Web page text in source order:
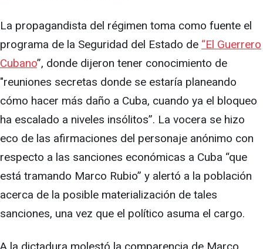
La propagandista del régimen toma como fuente el
programa de la Seguridad del Estado de “El Guerrero
Cubano”, donde dijeron tener conocimiento de
"reuniones secretas donde se estaría planeando
cómo hacer más daño a Cuba, cuando ya el bloqueo
ha escalado a niveles insólitos”. La vocera se hizo
eco de las afirmaciones del personaje anónimo con
respecto a las sanciones económicas a Cuba “que
está tramando Marco Rubio” y alertó a la población
acerca de la posible materialización de tales
sanciones, una vez que el político asuma el cargo.